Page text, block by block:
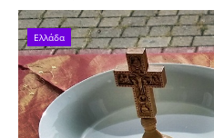
Ελλάδα